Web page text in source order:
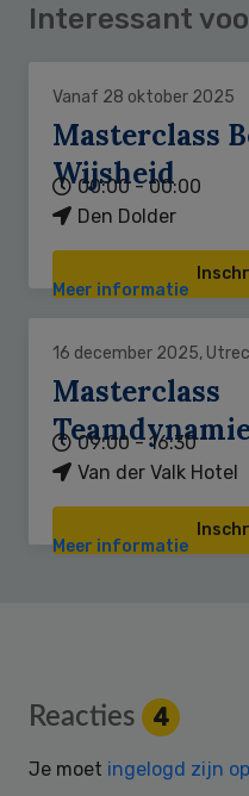
Interessant
Vanaf 28 oktober 2025
Masterclass
Wijsheid
00:00 - 00:00
Den Dolder
Meer informatie
16 december 2025,
Masterclass
09:00 - 16:30
Van der Valk Hotel
Meer informatie
Reader
Interactions
Reacties 4
Je moet ingelogd zijn op